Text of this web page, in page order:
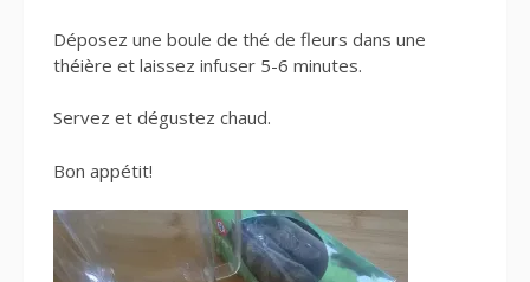
Déposez une boule de thé de fleurs dans une
théière et laissez infuser 5-6 minutes.
Servez et dégustez chaud.
Bon appétit!